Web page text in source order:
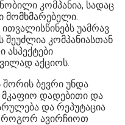
კომპანია, სადაც
მომხმარებელი.
უამრავ
შეუძლია კომპანიასთან
აქციოს.
ბევრი უნდა
მკაფიო დადებითი და
და რეპუტაცია
როგორ ავირჩიოთ